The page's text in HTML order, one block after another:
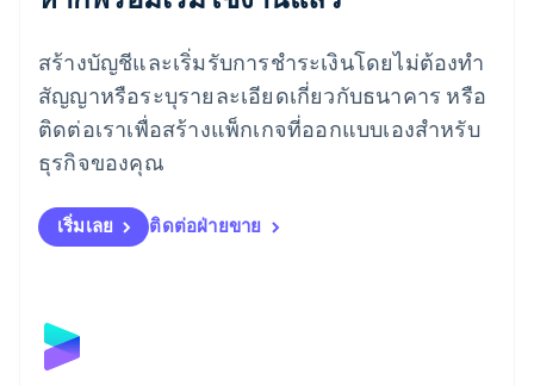
สร้างบัญชีและเริ่มรับการชำระเงินโดยไม่ต้องทำ
สัญญาหรือระบุรายละเอียดเกี่ยวกับธนาคาร หรือ
ติดต่อเราเพื่อสร้างแพ็กเกจที่ออกแบบเองสำหรับ
ธุรกิจของคุณ
เริ่มเลย ติดต่อฝ่ายขาย
Français Deutsch English
English
ลิกเตนสไตน์
DeutschEnglish
ลิทัวเนีย
English
สเปน
สโลวาเกีย
English
Deutsch
สวีเดน